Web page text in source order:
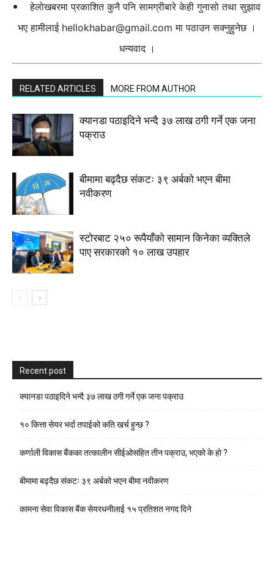
हेलोखबरमा प्रकाशित कुनै पनि सामग्रीबारे केही गुनासो तथा सुझाव
भए हामीलाई hellokhabar@gmail.com मा पठाउन सक्नुहुनेछ ।
धन्यवाद ।
RELATED ARTICLES MORE FROM AUTHOR
क्यानडा पठाइदिने भन्दै ३७ लाख ठगी गर्ने एक जना
पक्राउ
बीमामा बढ्दैछ संकटः ३९ अर्बको भएन बीमा
नवीकरण
स्टाेरबाट २५० रूपैयाँको सामान किनेका व्यक्तिले
पाए सरकारको १० लाख उपहार
Recent post
क्यानडा पठाइदिने भन्दै ३७ लाख ठगी गर्ने एक जना पक्राउ
१० कित्ता सेयर भर्दा तपाईको कति खर्च हुन्छ ?
कर्णाली विकास बैंकका तत्कालीन सीईओसहित तीन पक्राउ, भएकाे के हाे ?
बीमामा बढ्दैछ संकटः ३९ अर्बको भएन बीमा नवीकरण
कामना सेवा विकास बैंक सेयरधनीलाई १५ प्रतिशत नगद दिने